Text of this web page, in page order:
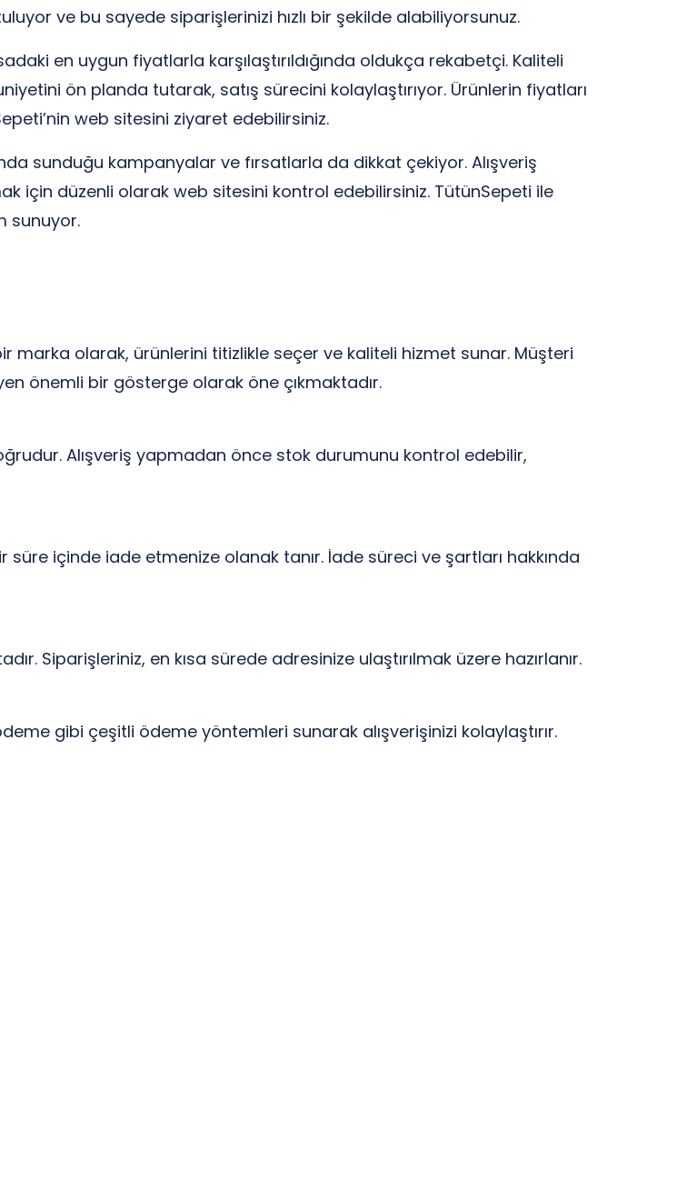
ve bu sayede siparişlerinizi hızlı bir şekilde alabiliyorsunuz.
en uygun fiyatlarla karşılaştırıldığında oldukça rekabetçi. Kaliteli
ön planda tutarak, satış sürecini kolaylaştırıyor. Ürünlerin fiyatları
web sitesini ziyaret edebilirsiniz.
sunduğu kampanyalar ve fırsatlarla da dikkat çekiyor. Alışveriş
için düzenli olarak web sitesini kontrol edebilirsiniz. TütünSepeti ile
sunuyor.
olarak, ürünlerini titizlikle seçer ve kaliteli hizmet sunar. Müşteri
önemli bir gösterge olarak öne çıkmaktadır.
Alışveriş yapmadan önce stok durumunu kontrol edebilir,
süre içinde iade etmenize olanak tanır. İade süreci ve şartları hakkında
Siparişleriniz, en kısa sürede adresinize ulaştırılmak üzere hazırlanır.
gibi çeşitli ödeme yöntemleri sunarak alışverişinizi kolaylaştırır.